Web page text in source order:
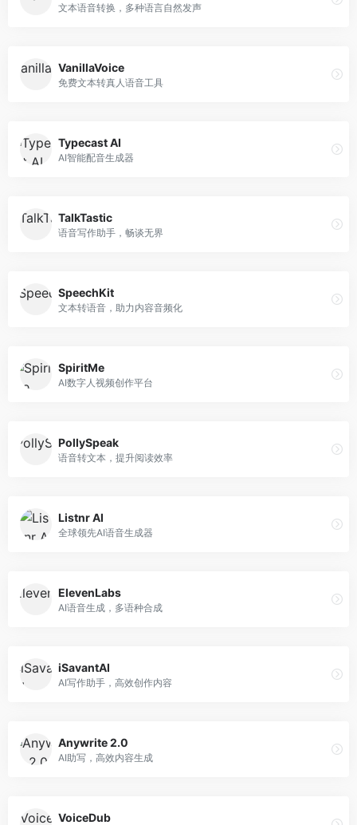
文本语音转换，多种语言自然发声
VanillaVoice
免费文本转真人语音工具
Typecast AI
AI智能配音生成器
TalkTastic
语音写作助手，畅谈无界
SpeechKit
文本转语音，助力内容音频化
SpiritMe
AI数字人视频创作平台
PollySpeak
语音转文本，提升阅读效率
Listnr AI
全球领先AI语音生成器
ElevenLabs
AI语音生成，多语种合成
iSavantAI
AI写作助手，高效创作内容
Anywrite 2.0
AI助写，高效内容生成
VoiceDub